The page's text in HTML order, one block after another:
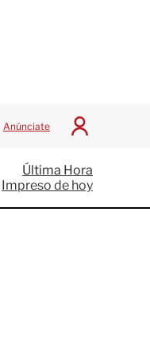
Anúnciate
I
c
i
a
Última Hora
Impreso de hoy